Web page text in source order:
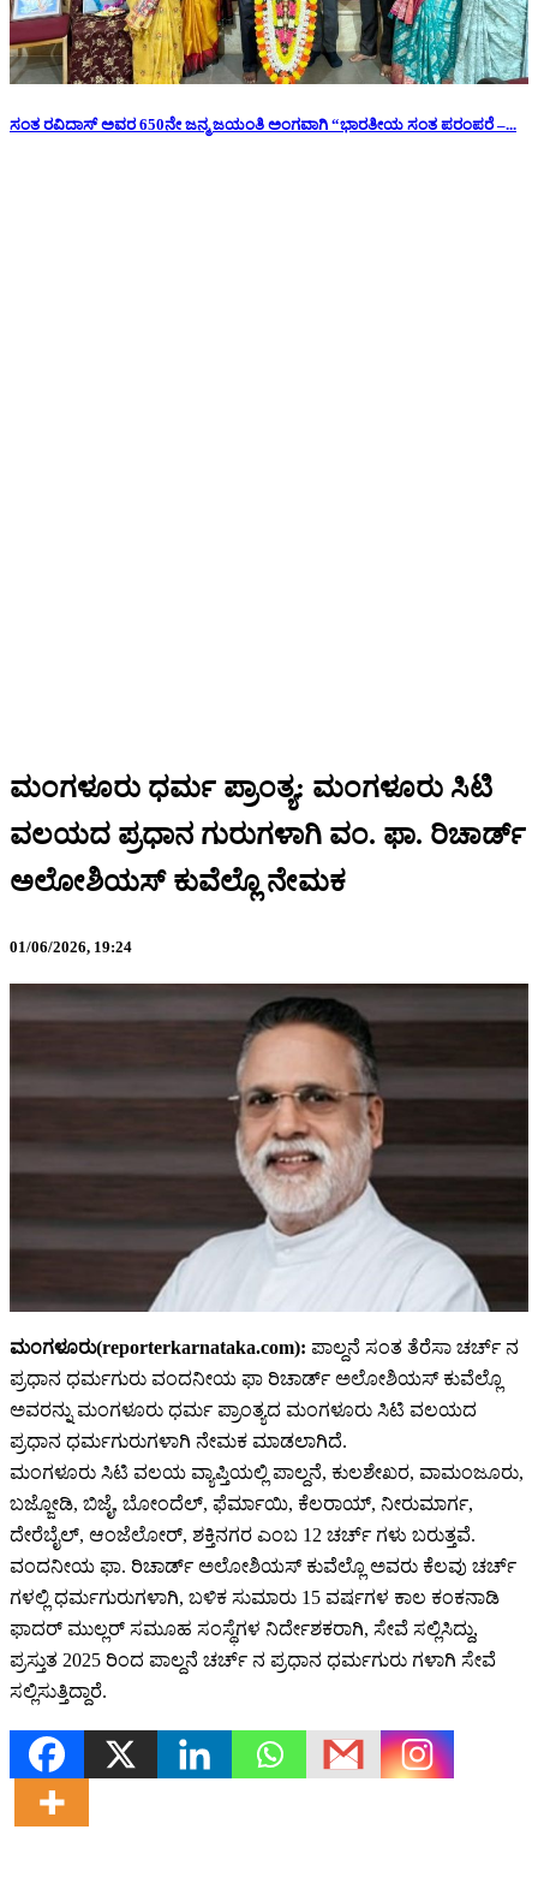
ಸಂತ ರವಿದಾಸ್ ಅವರ 650ನೇ ಜನ್ಮ ಜಯಂತಿ ಅಂಗವಾಗಿ “ಭಾರತೀಯ ಸಂತ ಪರಂಪರೆ –...
ಮಂಗಳೂರು ಧರ್ಮ ಪ್ರಾಂತ್ಯ: ಮಂಗಳೂರು ಸಿಟಿ
ವಲಯದ ಪ್ರಧಾನ ಗುರುಗಳಾಗಿ ವಂ. ಫಾ. ರಿಚಾರ್ಡ್
ಅಲೋಶಿಯಸ್ ಕುವೆಲ್ಲೊ ನೇಮಕ
01/06/2026, 19:24
ಮಂಗಳೂರು(reporterkarnataka.com): ಪಾಲ್ದನೆ ಸಂತ ತೆರೆಸಾ ಚರ್ಚ್ ನ
ಪ್ರಧಾನ ಧರ್ಮಗುರು ವಂದನೀಯ ಫಾ ರಿಚಾರ್ಡ್ ಅಲೋಶಿಯಸ್ ಕುವೆಲ್ಲೊ
ಅವರನ್ನು ಮಂಗಳೂರು ಧರ್ಮ ಪ್ರಾಂತ್ಯದ ಮಂಗಳೂರು ಸಿಟಿ ವಲಯದ
ಪ್ರಧಾನ ಧರ್ಮಗುರುಗಳಾಗಿ ನೇಮಕ ಮಾಡಲಾಗಿದೆ.
ಮಂಗಳೂರು ಸಿಟಿ ವಲಯ ವ್ಯಾಪ್ತಿಯಲ್ಲಿ ಪಾಲ್ದನೆ, ಕುಲಶೇಖರ, ವಾಮಂಜೂರು,
ಬಜ್ಜೋಡಿ, ಬಿಜೈ, ಬೋಂದೆಲ್, ಫೆರ್ಮಾಯಿ, ಕೆಲರಾಯ್, ನೀರುಮಾರ್ಗ,
ದೇರೆಬೈಲ್, ಆಂಜೆಲೋರ್, ಶಕ್ತಿನಗರ ಎಂಬ 12 ಚರ್ಚ್ ಗಳು ಬರುತ್ತವೆ.
ವಂದನೀಯ ಫಾ. ರಿಚಾರ್ಡ್ ಅಲೋಶಿಯಸ್ ಕುವೆಲ್ಲೊ ಅವರು ಕೆಲವು ಚರ್ಚ್
ಗಳಲ್ಲಿ ಧರ್ಮಗುರುಗಳಾಗಿ, ಬಳಿಕ ಸುಮಾರು 15 ವರ್ಷಗಳ ಕಾಲ ಕಂಕನಾಡಿ
ಫಾದರ್ ಮುಲ್ಲರ್ ಸಮೂಹ ಸಂಸ್ಥೆಗಳ ನಿರ್ದೇಶಕರಾಗಿ, ಸೇವೆ ಸಲ್ಲಿಸಿದ್ದು,
ಪ್ರಸ್ತುತ 2025 ರಿಂದ ಪಾಲ್ದನೆ ಚರ್ಚ್ ನ ಪ್ರಧಾನ ಧರ್ಮಗುರು ಗಳಾಗಿ ಸೇವೆ
ಸಲ್ಲಿಸುತ್ತಿದ್ದಾರೆ.